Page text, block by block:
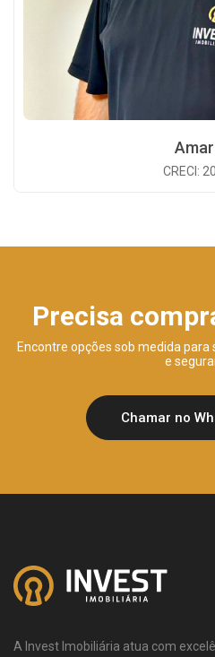
CRECI:
Precisa
Encontre opções sob medida
e
Chamar no
A Invest Imobiliária atua com